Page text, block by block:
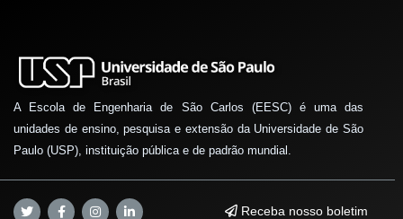
A Escola de Engenharia de São Carlos (EESC) é uma das
unidades de ensino, pesquisa e extensão da Universidade de São
Paulo (USP), instituição pública e de padrão mundial.
Receba nosso boletim